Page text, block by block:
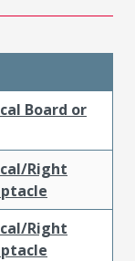
Board or
Right
Right